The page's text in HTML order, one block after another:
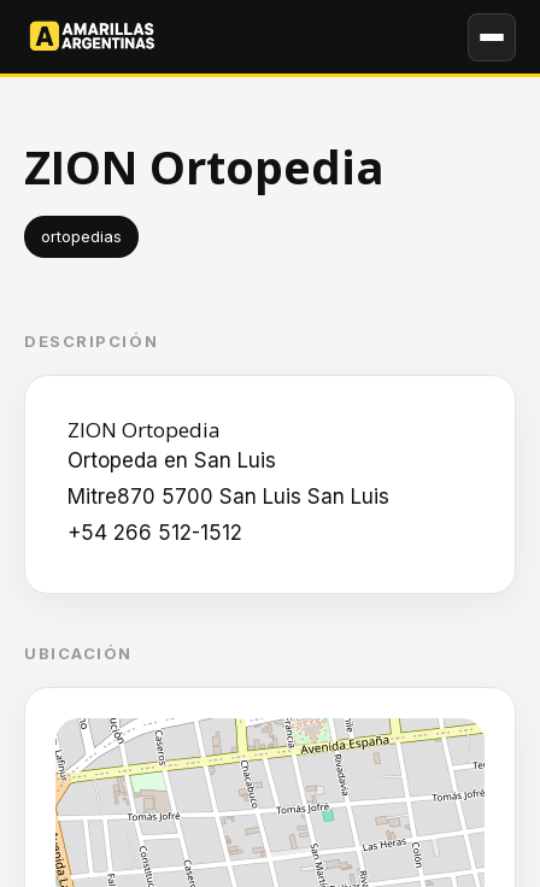
ZION Ortopedia
ortopedias
DESCRIPCIÓN
ZION Ortopedia
Ortopeda en San Luis
Mitre870 5700 San Luis San Luis
+54 266 512-1512
UBICACIÓN